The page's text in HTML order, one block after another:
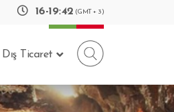
16- 19:43 (GMT + 3)
Dış Ticaret